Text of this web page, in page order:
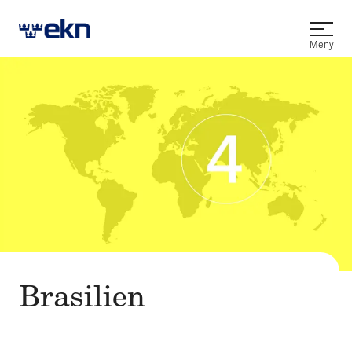
Öppna
Meny
Brasilien